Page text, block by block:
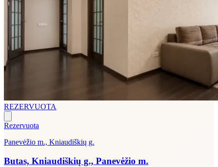
REZERVUOTA
Rezervuota
Panevėžio m., Kniaudiškių g.
Butas, Kniaudiškių g., Panevėžio m.